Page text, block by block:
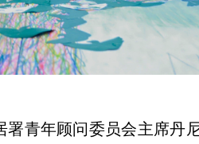
青年顾问委员会主席丹